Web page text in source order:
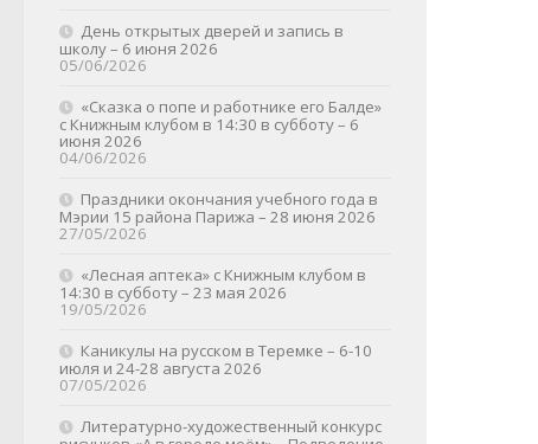
День открытых дверей и запись в
школу – 6 июня 2026
05/06/2026
«Сказка о попе и работнике его Балде»
с Книжным клубом в 14:30 в субботу – 6
июня 2026
04/06/2026
Праздники окончания учебного года в
Мэрии 15 района Парижа – 28 июня 2026
27/05/2026
«Лесная аптека» с Книжным клубом в
14:30 в субботу – 23 мая 2026
19/05/2026
Каникулы на русском в Теремке – 6-10
июля и 24-28 августа 2026
07/05/2026
Литературно-художественный конкурс